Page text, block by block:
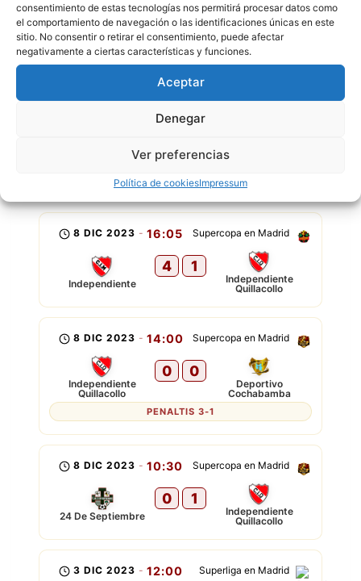
consentimiento de estas tecnologías nos permitirá procesar datos como
el comportamiento de navegación o las identificaciones únicas en este
sitio. No consentir o retirar el consentimiento, puede afectar
negativamente a ciertas características y funciones.
Aceptar
Denegar
Ver preferencias
Política de cookiesImpressum
Superliga en Madrid
3 DIC 2023 - 11:00
7 1
INDEPENDIENTE
Supercopa en Madrid
8 DIC 2023 - 16:05
Independiente
4 1
Independiente
Quillacollo
Supercopa en Madrid
8 DIC 2023 - 14:00
Independiente
Quillacollo
0 0
Deportivo
Cochabamba
PENALTIS 3-1
Supercopa en Madrid
8 DIC 2023 - 10:30
24 De Septiembre
0 1
Independiente
Quillacollo
Superliga en Madrid
3 DIC 2023 - 12:00